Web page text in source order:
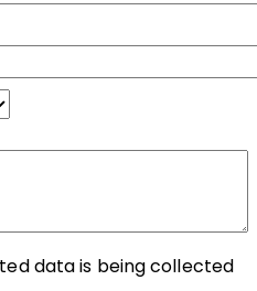
data is being collected